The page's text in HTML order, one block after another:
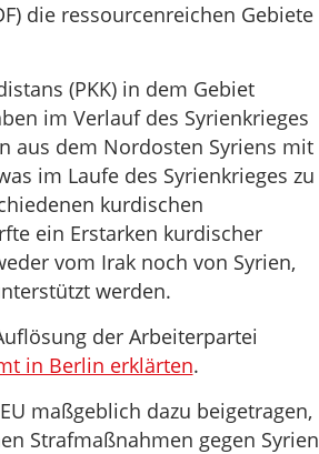
die ressourcenreichen Gebiete
(PKK) in dem Gebiet
im Verlauf des Syrienkrieges
aus dem Nordosten Syriens mit
im Laufe des Syrienkrieges zu
kurdischen
ein Erstarken kurdischer
vom Irak noch von Syrien,
werden.
der Arbeiterpartei
in Berlin erklärten.
maßgeblich dazu beigetragen,
Strafmaßnahmen gegen Syrien